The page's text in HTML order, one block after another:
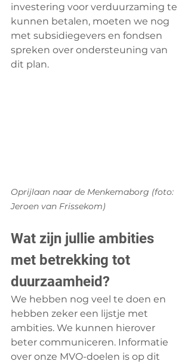
investering voor verduurzaming te
kunnen betalen, moeten we nog
met subsidiegevers en fondsen
spreken over ondersteuning van
dit plan.
Oprijlaan naar de Menkemaborg (foto:
Jeroen van Frissekom)
Wat zijn jullie ambities
met betrekking tot
duurzaamheid?
We hebben nog veel te doen en
hebben zeker een lijstje met
ambities. We kunnen hierover
beter communiceren. Informatie
over onze MVO-doelen is op dit